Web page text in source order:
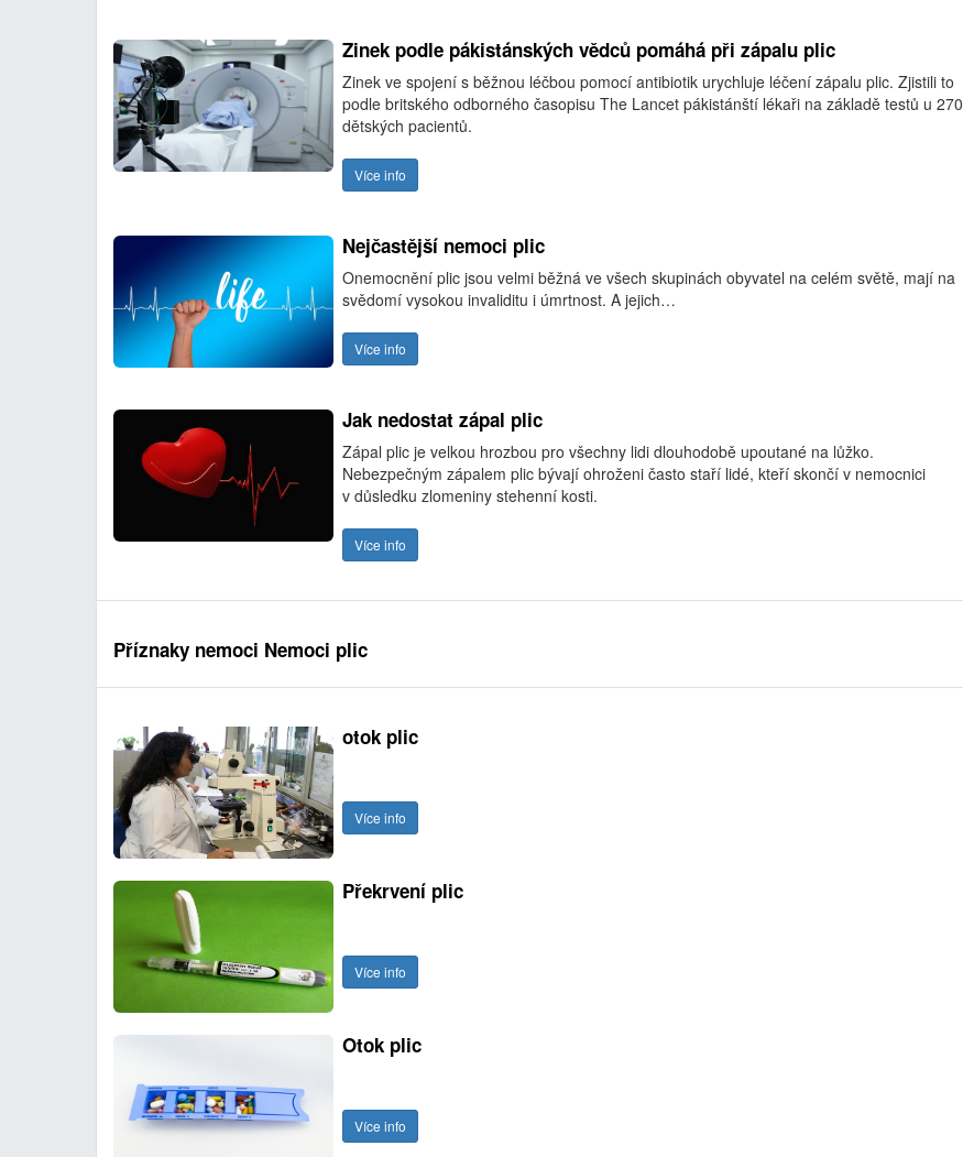
Zinek podle pákistánských vědců pomáhá při zápalu plic
Zinek ve spojení s běžnou léčbou pomocí antibiotik urychluje léčení zápalu plic. Zjistili to
podle britského odborného časopisu The Lancet pákistánští lékaři na základě testů u 270
dětských pacientů.
Více info
Nejčastější nemoci plic
Onemocnění plic jsou velmi běžná ve všech skupinách obyvatel na celém světě, mají na
svědomí vysokou invaliditu i úmrtnost. A jejich…
Více info
Jak nedostat zápal plic
Zápal plic je velkou hrozbou pro všechny lidi dlouhodobě upoutané na lůžko.
Nebezpečným zápalem plic bývají ohroženi často staří lidé, kteří skončí v nemocnici
v důsledku zlomeniny stehenní kosti.
Více info
Příznaky nemoci Nemoci plic
otok plic
Více info
Překrvení plic
Více info
Otok plic
Více info